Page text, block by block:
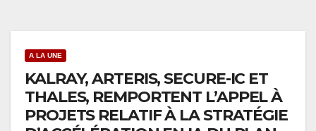
A LA UNE
KALRAY, ARTERIS, SECURE-IC ET
THALES, REMPORTENT L’APPEL À
PROJETS RELATIF À LA STRATÉGIE